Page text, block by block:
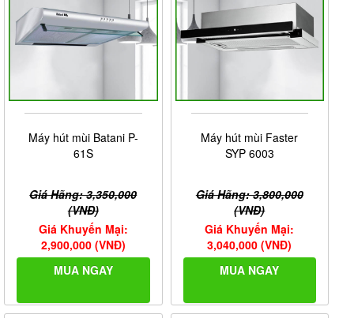
Máy hút mùi Batani P-
61S
Giá Hãng: 3,350,000
(VNĐ)
Giá Khuyến Mại:
2,900,000 (VNĐ)
MUA NGAY
Máy hút mùi Faster
SYP 6003
Giá Hãng: 3,800,000
(VNĐ)
Giá Khuyến Mại:
3,040,000 (VNĐ)
MUA NGAY